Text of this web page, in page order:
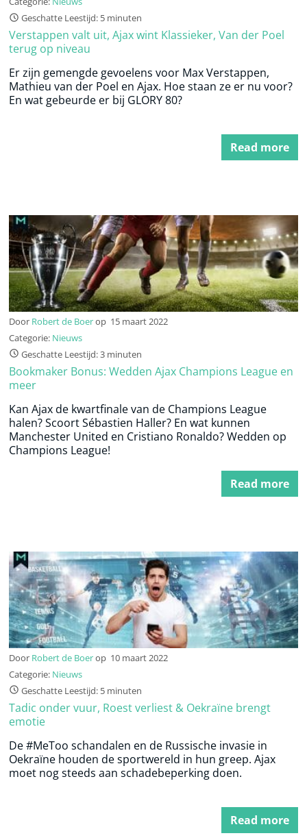
Geschatte Leestijd: 5 minuten
Verstappen valt uit, Ajax wint Klassieker, Van der Poel
terug op niveau
Er zijn gemengde gevoelens voor Max Verstappen,
Mathieu van der Poel en Ajax. Hoe staan ze er nu voor?
En wat gebeurde er bij GLORY 80?
Read more
Door Robert de Boerop 15 maart 2022
Categorie: Nieuws
Geschatte Leestijd: 3 minuten
Bookmaker Bonus: Wedden Ajax Champions League en
meer
Kan Ajax de kwartfinale van de Champions League
halen? Scoort Sébastien Haller? En wat kunnen
Manchester United en Cristiano Ronaldo? Wedden op
Champions League!
Read more
Door Robert de Boerop 10 maart 2022
Categorie: Nieuws
Geschatte Leestijd: 5 minuten
Tadic onder vuur, Roest verliest & Oekraïne brengt
emotie
De #MeToo schandalen en de Russische invasie in
Oekraïne houden de sportwereld in hun greep. Ajax
moet nog steeds aan schadebeperking doen.
Read more